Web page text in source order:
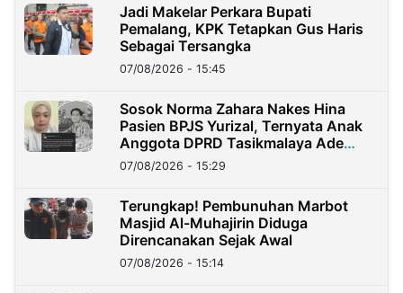
Jadi Makelar Perkara Bupati
Pemalang, KPK Tetapkan Gus Haris
Sebagai Tersangka
07/08/2026 - 15:45
Sosok Norma Zahara Nakes Hina
Pasien BPJS Yurizal, Ternyata Anak
Anggota DPRD Tasikmalaya Ade
Lukman
07/08/2026 - 15:29
Terungkap! Pembunuhan Marbot
Masjid Al-Muhajirin Diduga
Direncanakan Sejak Awal
07/08/2026 - 15:14